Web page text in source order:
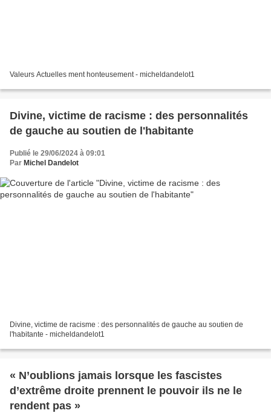
Valeurs Actuelles ment honteusement - micheldandelot1
Divine, victime de racisme : des personnalités
de gauche au soutien de l'habitante
Publié le 29/06/2024 à 09:01
Par Michel Dandelot
Divine, victime de racisme : des personnalités de gauche au soutien de
l'habitante - micheldandelot1
« N’oublions jamais lorsque les fascistes
d’extrême droite prennent le pouvoir ils ne le
rendent pas »